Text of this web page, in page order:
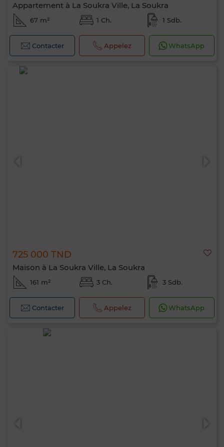
Appartement à La Soukra Ville, La Soukra
67 m² 1 Ch. 1 Sdb.
Contacter Appelez WhatsApp
725 000 TND
Maison à La Soukra Ville, La Soukra
161 m² 3 Ch. 3 Sdb.
Contacter Appelez WhatsApp